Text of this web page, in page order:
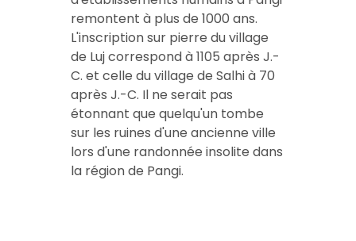
remontent à plus de 1000 ans.
L'inscription sur pierre du village
de Luj correspond à 1105 après J.-
C. et celle du village de Salhi à 70
après J.-C. Il ne serait pas
étonnant que quelqu'un tombe
sur les ruines d'une ancienne ville
lors d'une randonnée insolite dans
la région de Pangi.